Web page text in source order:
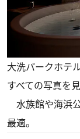
大洗パークホテ
すべての写真を
水族館や海浜
最適。